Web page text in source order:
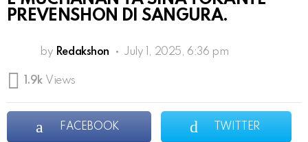
PREVENSHON DI SANGURA.
by Redakshon July 1, 2025, 6:36 pm
1.9k Views
FACEBOOK TWITTER